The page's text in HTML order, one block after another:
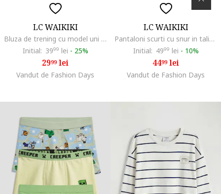
LC WAIKIKI
Bluza de trening cu model uni si decolteu la baza gatului, Maro
Initial: 3999 lei - 25%
2999lei
Vandut de Fashion Days
LC WAIKIKI
Pantaloni scurti cu snur in talie, Negru/Gri deschis
Initial: 4999 lei - 10%
4499lei
Vandut de Fashion Days